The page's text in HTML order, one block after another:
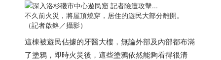
不久前火災，將屋頂燒穿，居住的遊民大部分離開。
（記者啟鉻／攝影）
這棟被遊民佔據的牙醫大樓，無論外部及內部都布滿
了塗鴉，即時火災後，這些塗鴉依然能夠看得很清